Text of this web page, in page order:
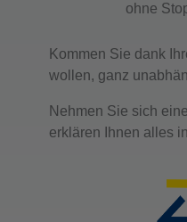
ohne
Kommen Sie dank
wollen, ganz
Nehmen Sie sich
erklären Ihnen alles